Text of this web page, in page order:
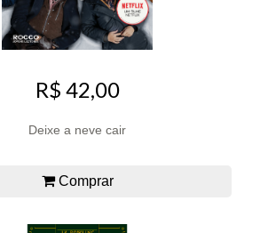
R$ 42,00
Deixe a neve cair
Comprar